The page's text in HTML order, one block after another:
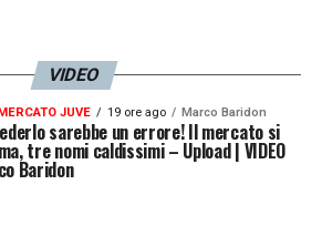
VIDEO
JUVE 19 ore ago Marco Baridon
sarebbe un errore! Il mercato si
tre nomi caldissimi – Upload | VIDEO
Baridon